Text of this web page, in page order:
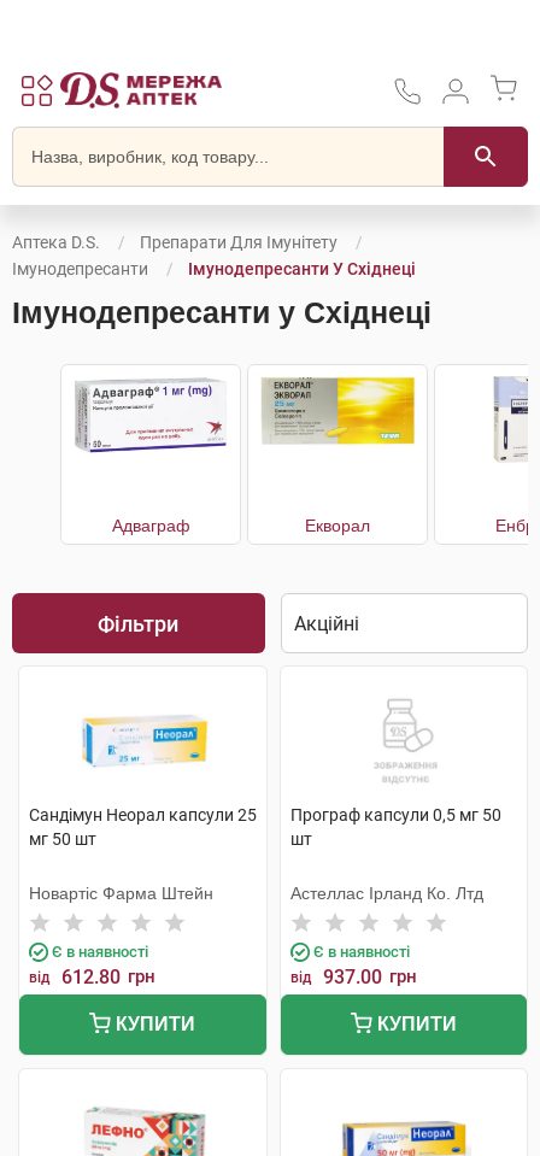
Аптека D.S.
Препарати Для Імунітету
Імунодепресанти
Імунодепресанти У Східнеці
Імунодепресанти у Східнеці
Адваграф Екворал
Фільтри
Сандімун Неорал капсули 25
мг 50 шт
Новартіс Фарма Штейн
Є в наявності
від 612.80 грн
КУПИТИ
Програф капсули 0,5 мг 50
шт
Астеллас Ірланд Ко. Лтд
Є в наявності
від 937.00 грн
КУПИТИ